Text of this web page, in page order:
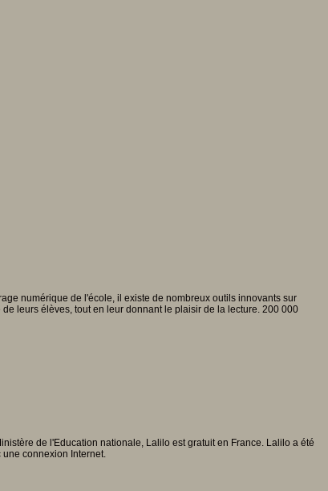
numérique de l'école, il existe de nombreux outils innovants sur
leurs élèves, tout en leur donnant le plaisir de la lecture. 200 000
de l'Education nationale, Lalilo est gratuit en France. Lalilo a été
une connexion Internet.